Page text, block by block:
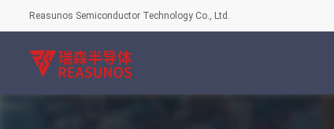
Reasunos Semiconductor Technology Co., Ltd.